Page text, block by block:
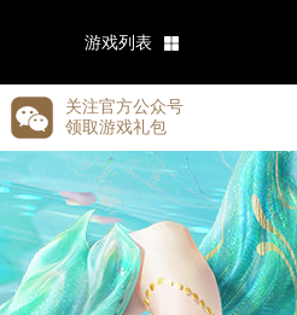
游戏列表
关注官方公众号
领取游戏礼包